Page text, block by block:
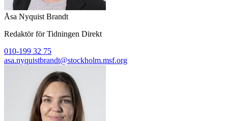
Åsa Nyquist Brandt
Redaktör för Tidningen Direkt
010-199 32 75
asa.nyquistbrandt@stockholm.msf.org